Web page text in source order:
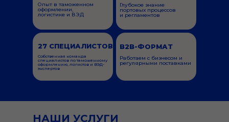
Опыт в таможенном
оформлении,
логистике и ВЭД
27 СПЕЦИАЛИСТОВ
Собственная команда
специалистов по таможенному
оформлению, логистов и ВЭД-
экспертов
B2B-ФОРМАТ
Работаем с бизнесом и
регулярными поставками
Глубокое знание
портовых процессов
и регламентов
НАШИ УСЛУГИ